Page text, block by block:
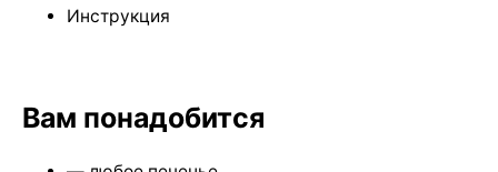
Инструкция
Вам понадобится